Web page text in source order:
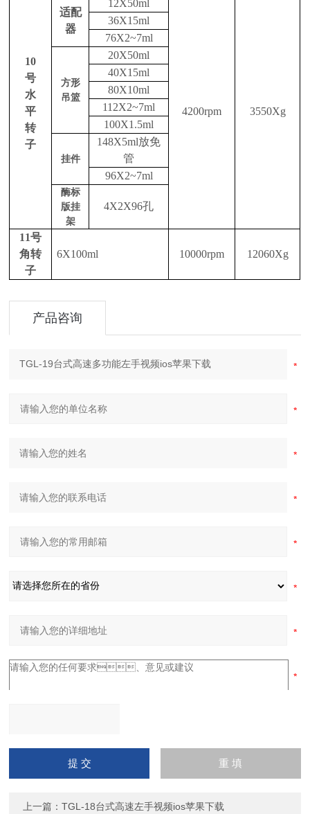
10
号
水
平
转
子
适配
器
12X50ml
4200rpm 3550Xg
36X15ml
76X2~7ml
方形
吊篮
20X50ml
40X15ml
80X10ml
112X2~7ml
100X1.5ml
挂件
148X5ml放免
管
96X2~7ml
酶标
版挂
架
4X2X96孔
11号
角转
子
6X100ml 10000rpm 12060Xg
产品咨询
上一篇：TGL-18台式高速左手视频ios苹果下载